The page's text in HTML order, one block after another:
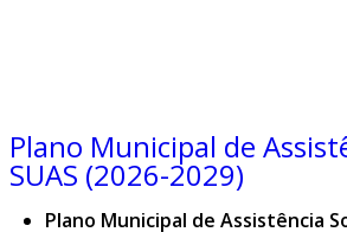
Plano Municipal de
SUAS (2026-2029)
Plano Municipal de Assistência